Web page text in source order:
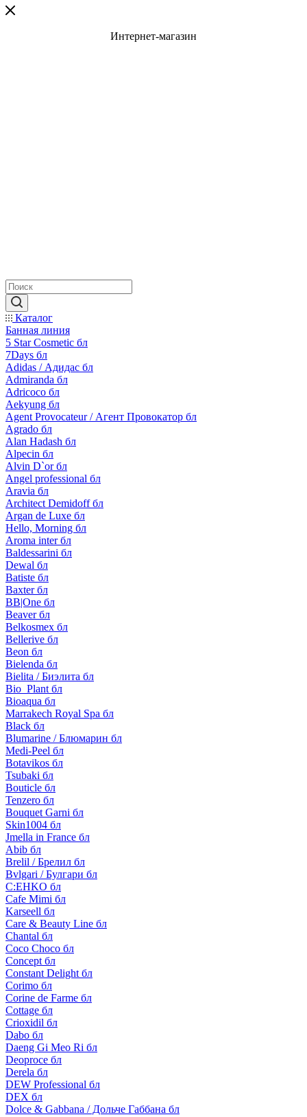
Интернет-магазин
Каталог
Банная линия
5 Star Cosmetic бл
7Days бл
Adidas / Адидас бл
Admiranda бл
Adricoco бл
Aekyung бл
Agent Provocateur / Агент Провокатор бл
Agrado бл
Alan Hadash бл
Alpecin бл
Alvin D`or бл
Angel professional бл
Aravia бл
Architect Demidoff бл
Argan de Luxe бл
Hello, Morning бл
Aroma inter бл
Baldessarini бл
Dewal бл
Batiste бл
Baxter бл
BB|One бл
Beaver бл
Belkosmex бл
Bellerive бл
Beon бл
Bielenda бл
Bielita / Биэлита бл
Bio_Plant бл
Bioaqua бл
Marrakech Royal Spa бл
Black бл
Blumarine / Блюмарин бл
Medi-Peel бл
Botavikos бл
Tsubaki бл
Bouticle бл
Tenzero бл
Bouquet Garni бл
Skin1004 бл
Jmella in France бл
Abib бл
Brelil / Брелил бл
Bvlgari / Булгари бл
C:EHKO бл
Cafe Mimi бл
Karseell бл
Care & Beauty Line бл
Chantal бл
Coco Choco бл
Concept бл
Constant Delight бл
Corimo бл
Corine de Farme бл
Cottage бл
Crioxidil бл
Dabo бл
Daeng Gi Meo Ri бл
Deoproce бл
Derela бл
DEW Professional бл
DEX бл
Dolce & Gabbana / Дольче Габбана бл